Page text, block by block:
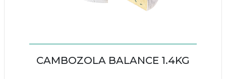
CAMBOZOLA BALANCE 1.4KG